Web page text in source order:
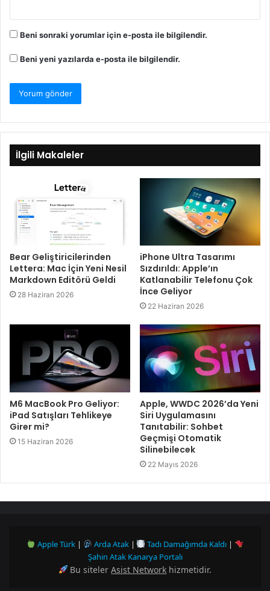
Beni sonraki yorumlar için e-posta ile bilgilendir.
Beni yeni yazılarda e-posta ile bilgilendir.
İlgili Makaleler
Bear Geliştiricilerinden
Lettera: Mac İçin Yeni Nesil
Markdown Editörü Geldi
28 Haziran 2026
iPhone Ultra Tasarımı
Sızdırıldı: Apple’ın
Katlanabilir Telefonu Çok
İnce Geliyor
22 Haziran 2026
M6 MacBook Pro Geliyor:
iPad Satışları Tehlikeye
Girer mi?
15 Haziran 2026
Apple, WWDC 2026’da Yeni
Siri Uygulamasını
Tanıtabilir: Sohbet
Geçmişi Otomatik
Silinebilecek
22 Mayıs 2026
Apple Türk| Arda Atak| Tadı Damağımda Kaldı |
Şahin Atak Kanarya Portalı
Bu sitelerAsist Network hizmetidir.